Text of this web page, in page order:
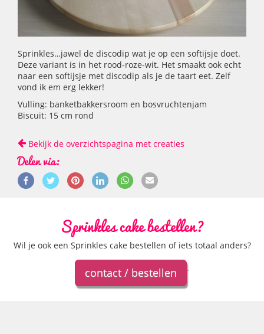
Sprinkles…jawel de discodip wat je op een softijsje doet.
Deze variant is in het rood-roze-wit. Het smaakt ook echt
naar een softijsje met discodip als je de taart eet. Zelf
vond ik em erg lekker!
Vulling: banketbakkersroom en bosvruchtenjam
Biscuit: 15 cm rond
Bekijk de overzichtspagina met creaties
Delen via:
Sprinkles cake bestellen?
Wil je ook een Sprinkles cake bestellen of iets totaal anders?
contact / bestellen .